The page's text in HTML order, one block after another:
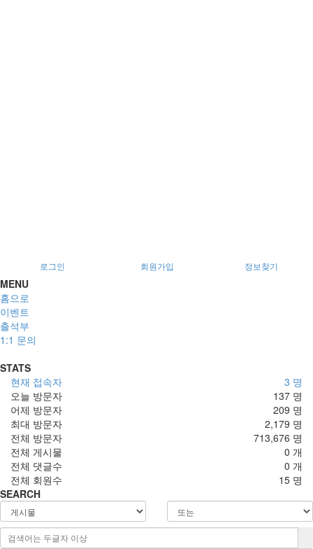
로그인 회원가입 정보찾기
MENU
홈으로
이벤트
출석부
1:1 문의
STATS
3 명
현재 접속자
137 명
오늘 방문자
209 명
어제 방문자
2,179 명
최대 방문자
713,676 명
전체 방문자
0 개
전체 게시물
0 개
전체 댓글수
15 명
전체 회원수
SEARCH